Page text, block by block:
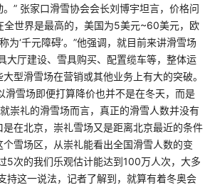
” 张家口滑雪协会会长刘博宇坦言，价格问
全世界是最高的，美国为5美元~60美元，欧
‘千元障碍’。”他强调，就目前来讲滑雪场
大厅建设、雪具购买、配置缆车等，整体运
型滑雪场在营销或其他业务上有大的突破。
雪场即便打算降价也并不是在冬天，而是
崇礼的滑雪场而言，真正的滑雪人数并没有
在北京，崇礼雪场又是距离北京最近的条件
雪场区，从崇礼能看出全国滑雪人数的变
5次的我们乐观估计能达到100万人次，大多
持这一说法，记者了解到，就算有着冬奥会